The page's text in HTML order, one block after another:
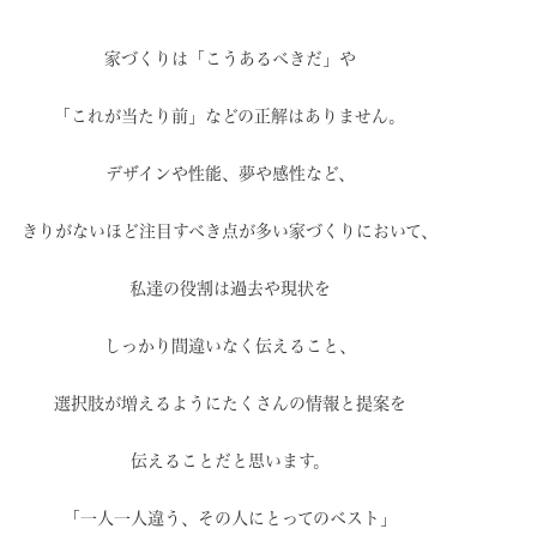
家づくりは「こうあるべきだ」や
「これが当たり前」などの正解はありません。
デザインや性能、夢や感性など、
きりがないほど注目すべき点が多い家づくりにおいて、
私達の役割は過去や現状を
しっかり間違いなく伝えること、
選択肢が増えるように たくさんの情報と提案を
伝えることだと思います。
「一人一人違う、その人にとってのベスト」